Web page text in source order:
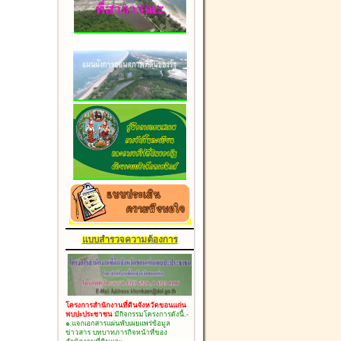
แบบสำรวจความต้องการ
โครงการสำนักงานที่ดินจังหวัดขอนแก่น
พบปะประชาชน มีกิจกรรมโครงการดังนี้.-
๑.แจกเอกสารแผ่นพับเผยแพร่ข้อมูล
ข่าวสาร บทบาทภารกิจหน้าที่ของ